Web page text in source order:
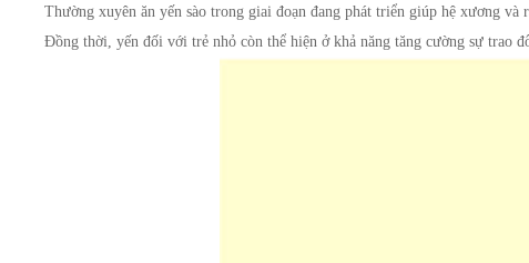
Thường xuyên ăn yến sào trong giai đoạn đang phát triển giúp hệ xương
Đồng thời, yến đối với trẻ nhỏ còn thể hiện ở khả năng tăng cường sự trao